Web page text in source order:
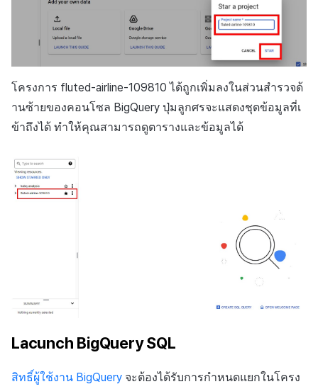
โครงการ fluted-airline-109810 ได้ถูกเพิ่มลงในส่วนสำรวจด้
านซ้ายของคอนโซล BigQuery ปุ่มลูกศรจะแสดงชุดข้อมูลที่เ
ข้าถึงได้ ทำให้คุณสามารถดูตารางและข้อมูลได้
Lacunch BigQuery SQL
สิทธิ์ผู้ใช้งาน BigQuery จะต้องได้รับการกำหนดแยกในโครง